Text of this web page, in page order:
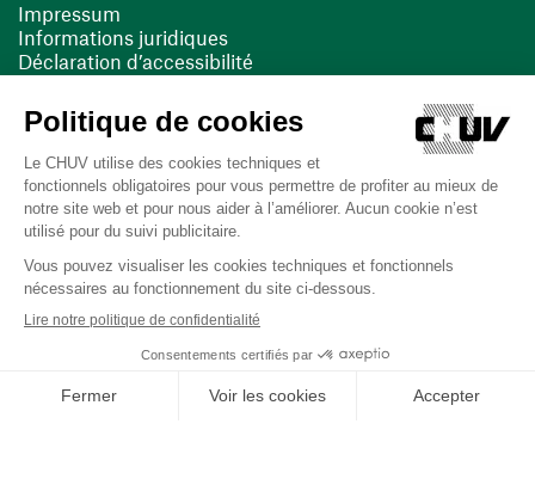
Impressum
Informations juridiques
Déclaration d’accessibilité
Cookies
(ouvre une nouvelle fenêtre)
(ouvre une nouvelle fenêtre)
Dernière mise à jour le 13/08/2025 à 10:19